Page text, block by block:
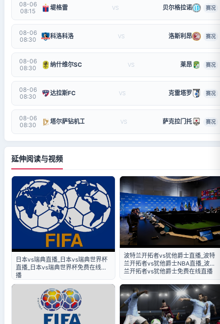
08-06
08:15
堤格雷 VS 贝尔格拉诺 赛况
08-06
08:30
科洛科洛 VS 洛斯利昂 赛况
08-06
08:30
纳什维尔SC VS 莱昂 赛况
08-06
08:30
达拉斯FC VS 克雷塔罗 赛况
08-06
08:30
塔尔萨钻机工 VS 萨克拉门托 赛况
延伸阅读与视频
日本vs瑞典直播_日本vs瑞典世界杯
直播_日本vs瑞典世界杯免费在线直
播
波特兰开拓者vs犹他爵士直播_波特
兰开拓者vs犹他爵士NBA直播_波特
兰开拓者vs犹他爵士免费在线直播